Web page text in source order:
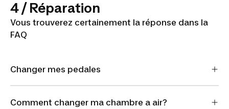
4 / Réparation
Vous trouverez certainement la réponse dans la
FAQ
Changer mes pedales
Comment changer ma chambre a air?